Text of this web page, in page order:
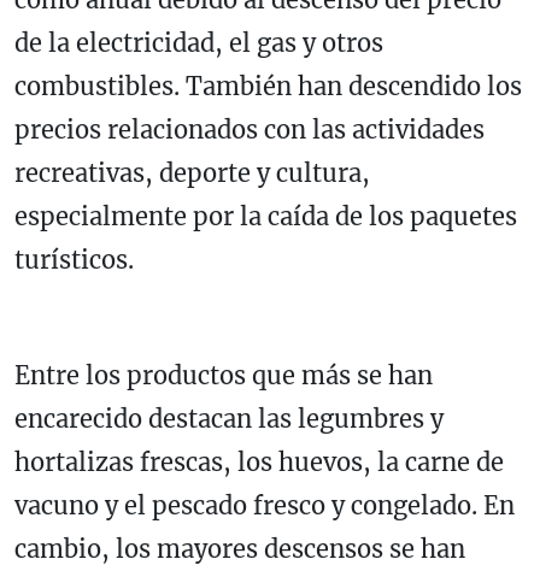
de la electricidad, el gas y otros
combustibles. También han descendido los
precios relacionados con las actividades
recreativas, deporte y cultura,
especialmente por la caída de los paquetes
turísticos.
Entre los productos que más se han
encarecido destacan las legumbres y
hortalizas frescas, los huevos, la carne de
vacuno y el pescado fresco y congelado. En
cambio, los mayores descensos se han